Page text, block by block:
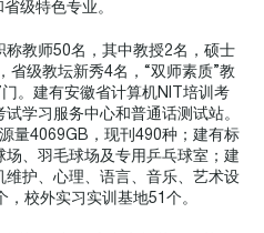
级特色专业。
教师50名，其中教授2名，硕士
省级教坛新秀4名，“双师素质”教
。建有安徽省计算机NIT培训考
学习服务中心和普通话测试站。
量4069GB，现刊490种；建有标
、羽毛球场及专用乒乓球室；建
护、心理、语言、音乐、艺术设
校外实习实训基地51个。